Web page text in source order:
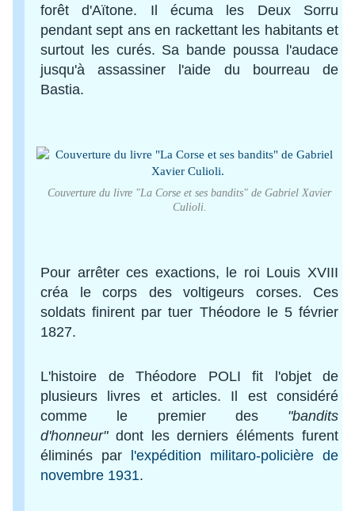
forêt d'Aïtone. Il écuma les Deux Sorru
pendant sept ans en rackettant les habitants et
surtout les curés. Sa bande poussa l'audace
jusqu'à assassiner l'aide du bourreau de
Bastia.
Couverture du livre "La Corse et ses bandits" de Gabriel Xavier
Culioli.
Pour arrêter ces exactions, le roi Louis XVIII
créa le corps des voltigeurs corses. Ces
soldats finirent par tuer Théodore le 5 février
1827.
L'histoire de Théodore POLI fit l'objet de
plusieurs livres et articles. Il est considéré
comme le premier des
"bandits
d'honneur"dont les derniers éléments furent
éliminés par
l'expédition militaro-policière de
novembre 1931.